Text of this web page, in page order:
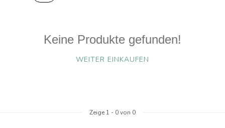
Keine Produkte gefunden!
WEITER EINKAUFEN
Zeige 1 - 0von 0